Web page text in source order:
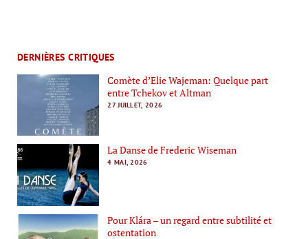
DERNIÈRES CRITIQUES
Comète d’Elie Wajeman: Quelque part
entre Tchekov et Altman
27 JUILLET, 2026
La Danse de Frederic Wiseman
4 MAI, 2026
Pour Klára – un regard entre subtilité et
ostentation